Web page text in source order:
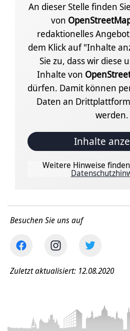
An dieser Stelle finden
von
redaktionelles
dem Klick auf "Inhalte
Sie zu, dass wir diese
Inhalte von
dürfen. Damit können
Daten an
werden.
Inhalte
Weitere Hinweise
Besuchen Sie uns auf
Zuletzt aktualisiert: 12.08.2020